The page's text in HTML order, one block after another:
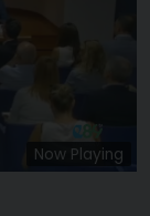
Now Playing